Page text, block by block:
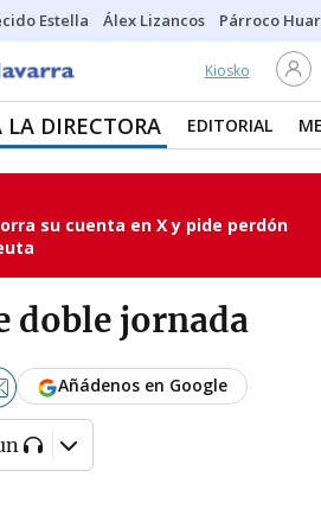
Estella Álex Lizancos Párroco
Kiosko
LA DIRECTORA EDITORIAL
su cuenta en X y pide perdón
doble jornada
Añádenos en Google